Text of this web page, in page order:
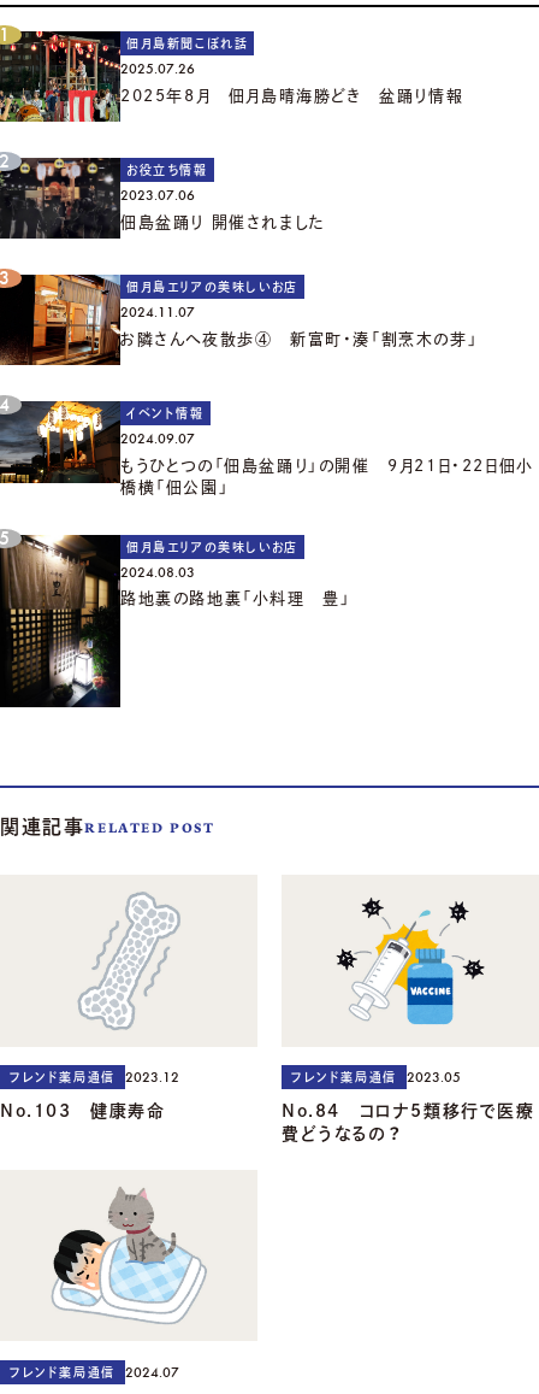
佃月島新聞こぼれ話
2025.07.26
2025年8月 佃月島晴海勝どき 盆踊り情報
お役立ち情報
2023.07.06
佃島盆踊り 開催されました
佃月島エリアの美味しいお店
2024.11.07
お隣さんへ夜散歩④ 新富町・湊「割烹木の芽」
イベント情報
2024.09.07
もうひとつの「佃島盆踊り」の開催 9月21日・22日佃小
橋横「佃公園」
佃月島エリアの美味しいお店
2024.08.03
路地裏の路地裏「小料理 豊」
関連記事RELATED POST
フレンド薬局通信 2023.12
No.103 健康寿命
フレンド薬局通信 2023.05
No.84 コロナ5類移行で医療
費どうなるの？
フレンド薬局通信 2024.07